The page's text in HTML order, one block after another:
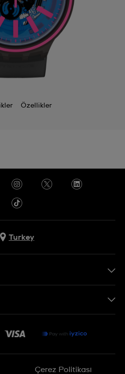
Özellikler
Turkey
Çerez Politikası